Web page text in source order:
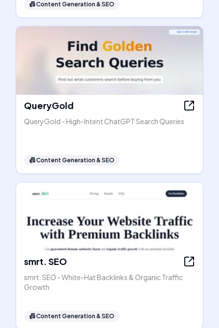
📠Content Generation & SEO
QueryGold
QueryGold - High-Intent ChatGPT Search Queries
📠Content Generation & SEO
smrt. SEO
smrt. SEO - White-Hat Backlinks & Organic Traffic
Growth
📠Content Generation & SEO